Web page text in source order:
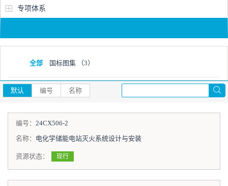
专项体系
全部 国标图集 （3）
默认 编号 名称
编号： 24CX506-2
名称： 电化学储能电站灭火系统设计与安装
资源状态： 现行